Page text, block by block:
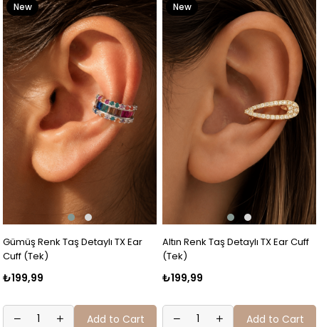
Gümüş Renk Taş Detaylı TX Ear
Cuff (Tek)
₺199,99
New
Item
Add to Cart
Altın Renk Taş Detaylı TX Ear Cuff
(Tek)
₺199,99
New
Item
Add to Cart